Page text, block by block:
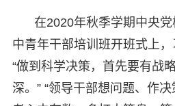
在2020年秋季学期中央党
中青年干部培训班开班式上，
“做到科学决策，首先要有战
深。” “领导干部想问题、作